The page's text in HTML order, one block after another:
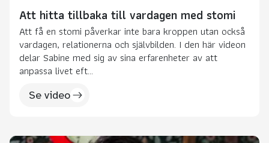
Att hitta tillbaka till vardagen med stomi
Att få en stomi påverkar inte bara kroppen utan också
vardagen, relationerna och självbilden. I den här videon
delar Sabine med sig av sina erfarenheter av att
anpassa livet eft...
Se video